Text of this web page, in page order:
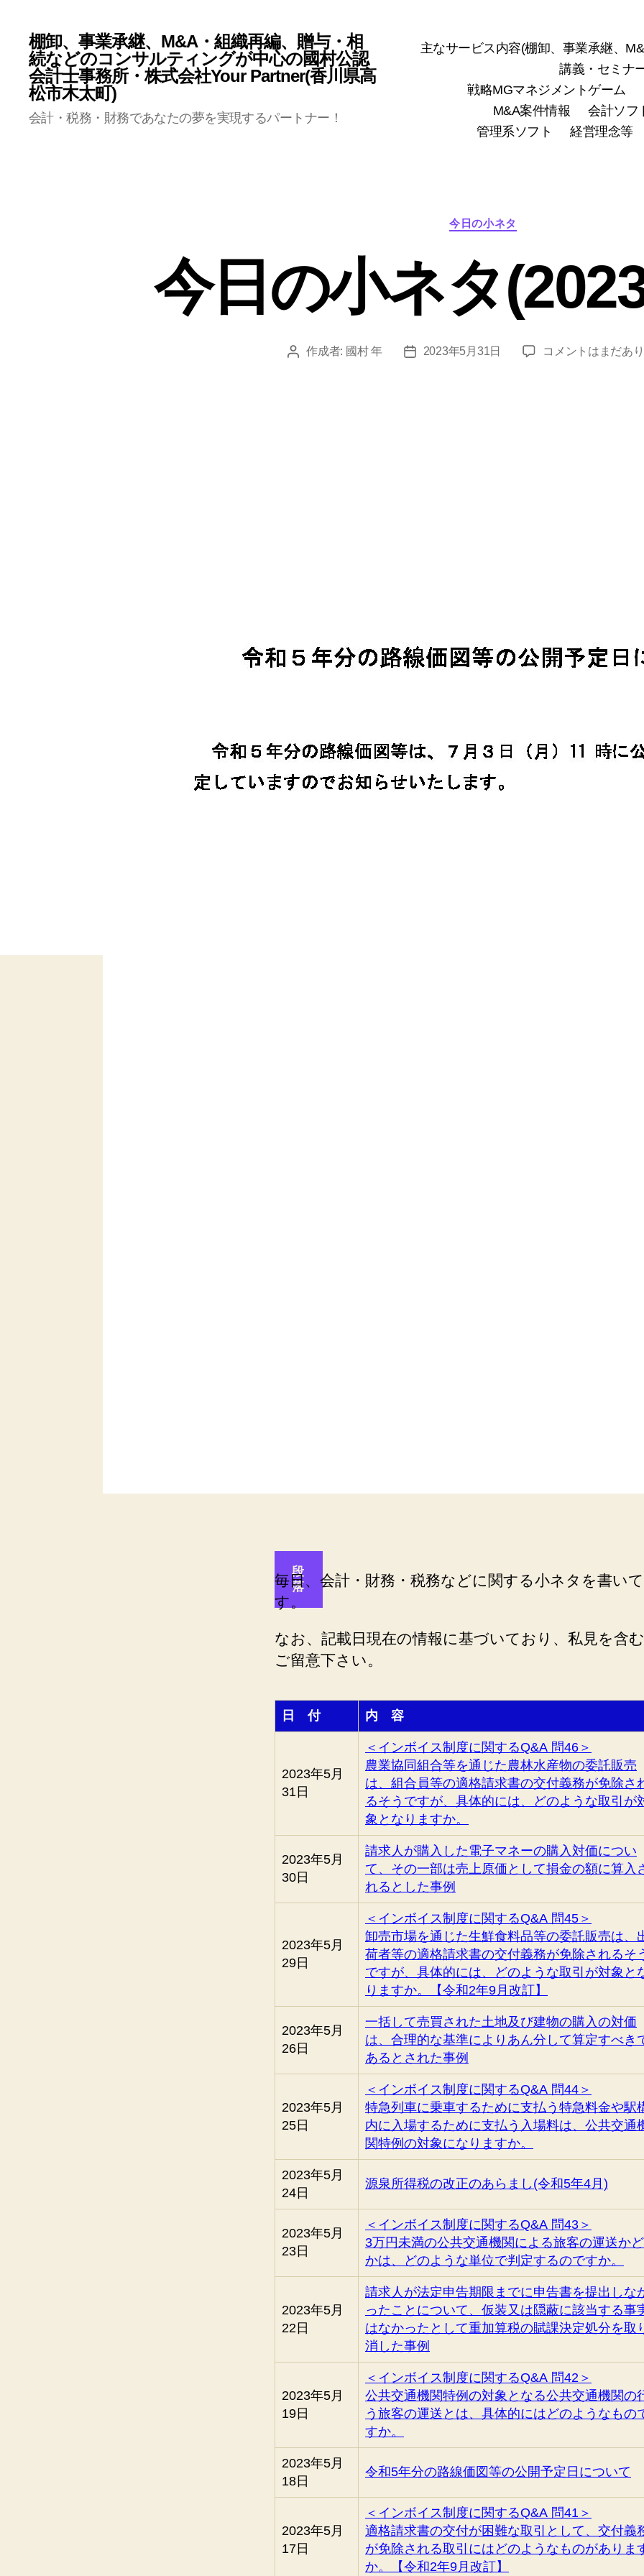
棚卸、事業承継、M&A・組織再編、贈与・相
続などのコンサルティングが中心の國村公認
会計士事務所・株式会社Your Partner(香川県高
松市木太町)
会計・税務・財務であなたの夢を実現するパートナー！
主なサービス内容(棚卸、事業承継、
講義・セミナ
戦略MGマネジメントゲーム
M&A案件情報
会計ソフ
管理系ソフト
経営理念等
カ
テ
リ
ー
今日の小ネタ
今日の小ネタ
投 作成者: 國村 年
投
2023年5月31日
今
コメントはまだあ
段
落
毎日、会計・財務・税務などに関する小ネタを書い
す。
なお、記載日現在の情報に基づいており、私見を含
ご留意下さい。
日 付 内 容
2023年5月
31日
＜インボイス制度に関するQ&A 問46＞
農業協同組合等を通じた農林水産物の委託販売
は、組合員等の適格請求書の交付義務が免除さ
るそうですが、具体的には、どのような取引が
象となりますか。
2023年5月
30日
請求人が購入した電子マネーの購入対価につい
て、その一部は売上原価として損金の額に算入
れるとした事例
2023年5月
29日
＜インボイス制度に関するQ&A 問45＞
卸売市場を通じた生鮮食料品等の委託販売は、
荷者等の適格請求書の交付義務が免除されるそ
ですが、具体的には、どのような取引が対象と
りますか。【令和2年9月改訂】
2023年5月
26日
一括して売買された土地及び建物の購入の対価
は、合理的な基準によりあん分して算定すべき
あるとされた事例
2023年5月
25日
＜インボイス制度に関するQ&A 問44＞
特急列車に乗車するために支払う特急料金や駅
内に入場するために支払う入場料は、公共交通
関特例の対象になりますか。
2023年5月
24日
源泉所得税の改正のあらまし(令和5年4月)
2023年5月
23日
＜インボイス制度に関するQ&A 問43＞
3万円未満の公共交通機関による旅客の運送か
かは、どのような単位で判定するのですか。
2023年5月
22日
請求人が法定申告期限までに申告書を提出しな
ったことについて、仮装又は隠蔽に該当する事
はなかったとして重加算税の賦課決定処分を取
消した事例
2023年5月
19日
＜インボイス制度に関するQ&A 問42＞
公共交通機関特例の対象となる公共交通機関の
う旅客の運送とは、具体的にはどのようなもの
すか。
2023年5月
18日
令和5年分の路線価図等の公開予定日について
2023年5月
17日
＜インボイス制度に関するQ&A 問41＞
適格請求書の交付が困難な取引として、交付義
が免除される取引にはどのようなものがありま
か。【令和2年9月改訂】